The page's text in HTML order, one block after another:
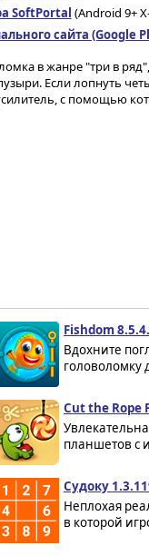
SoftPortal (Android 9+
сайта (Google
в жанре "три в
Если лопнуть
с помощью
Fishdom
Вдохните
головоломку
Cut the Rope
планшетов с
Судоку
Неплохая
в которой